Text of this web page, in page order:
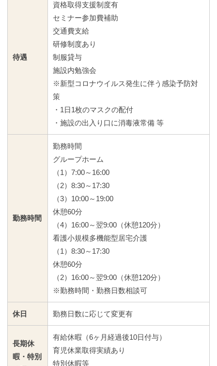
待遇
資格取得支援制度有
セミナー参加費補助
交通費支給
研修制度あり
制服貸与
施設内勉強会
※新型コロナウイルス発生に伴う感染予防対
策
・1日1枚のマスクの配付
・施設の出入り口に消毒液常備 等
勤務時間
勤務時間
グループホーム
（1）7:00～16:00
（2）8:30～17:30
（3）10:00～19:00
休憩60分
（4）16:00～翌9:00（休憩120分）
看護小規模多機能型居宅介護
（1）8:30～17:30
休憩60分
（2）16:00～翌9:00（休憩120分）
※勤務時間・勤務日数相談可
休日 勤務日数に応じて変更有
長期休
暇・特別
有給休暇（6ヶ月経過後10日付与）
育児休業取得実績あり
特別休暇等